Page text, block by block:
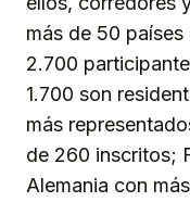
más de 50
2.700
1.700 son
más
de 260 inscritos;
Alemania con